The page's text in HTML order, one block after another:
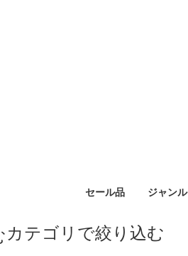
セール品
ジャンル
カテゴリで絞り込む